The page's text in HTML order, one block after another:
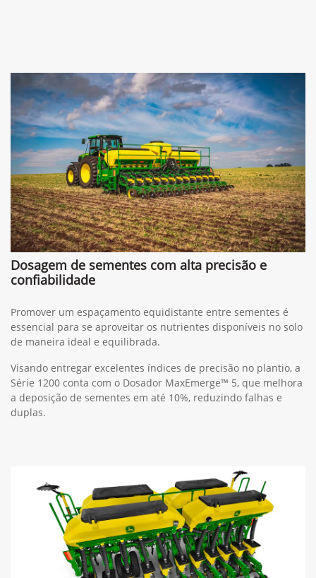
Dosagem de sementes com alta precisão e
confiabilidade
Promover um espaçamento equidistante entre sementes é
essencial para se aproveitar os nutrientes disponíveis no solo
de maneira ideal e equilibrada.
Visando entregar excelentes índices de precisão no plantio, a
Série 1200 conta com o Dosador MaxEmerge™ 5, que melhora
a deposição de sementes em até 10%, reduzindo falhas e
duplas.